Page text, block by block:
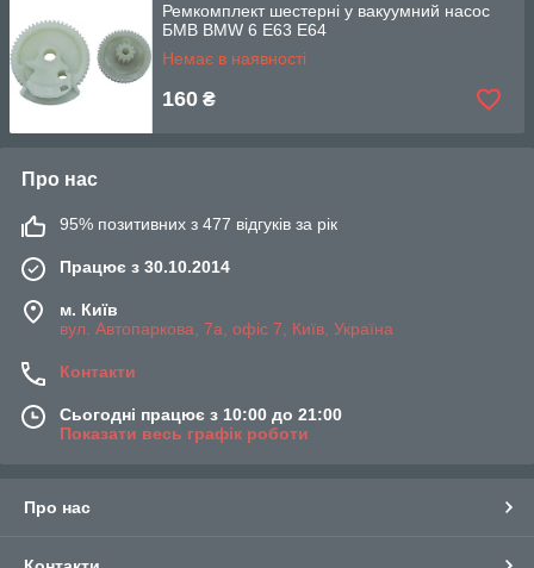
Ремкомплект шестерні у вакуумний насос
БМВ BMW 6 E63 E64
Немає в наявності
160 ₴
Про нас
95% позитивних з 477 відгуків за рік
Працює з 30.10.2014
м. Київ
вул. Автопаркова, 7а, офіс 7, Київ, Україна
Контакти
Сьогодні працює з 10:00 до 21:00
Показати весь графік роботи
Про нас